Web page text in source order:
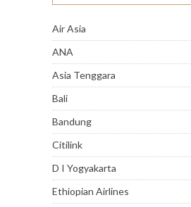
Air Asia
ANA
Asia Tenggara
Bali
Bandung
Citilink
D I Yogyakarta
Ethiopian Airlines